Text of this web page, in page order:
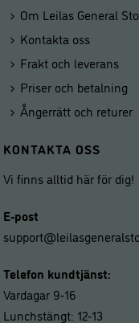
Om Leilas General
Kontakta oss
Frakt och leverans
Priser och betalning
Ångerrätt och returer
KONTAKTA OSS
Vi finns alltid här för dig!
E-post
Telefon kundtjänst:
Vardagar 9-16
Lunchstängt: 12-13